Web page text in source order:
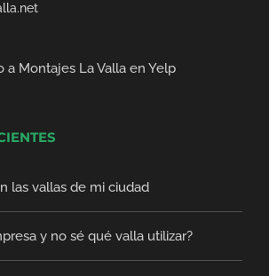
a Montajes La Valla en Yelp
las vallas de mi ciudad
y no sé qué valla utilizar?